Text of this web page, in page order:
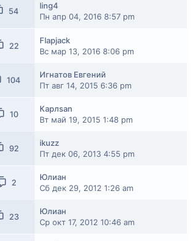
54
ling4
Пн апр 04, 2016 8:57 pm
22
Flapjack
Вс мар 13, 2016 8:06 pm
104
Игнатов Евгений
Пт авг 14, 2015 6:36 pm
10
Карлsan
Вт май 19, 2015 1:48 pm
92
ikuzz
Пт дек 06, 2013 4:55 pm
2
Юлиан
Сб дек 29, 2012 1:26 am
23
Юлиан
Ср окт 17, 2012 10:46 am